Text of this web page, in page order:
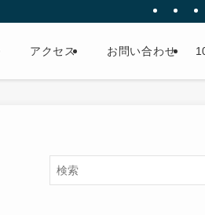
アクセス お問い合わせ